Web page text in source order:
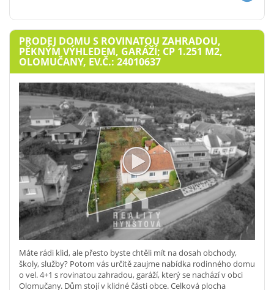
PRODEJ DOMU S ROVINATOU ZAHRADOU,
PĚKNÝM VÝHLEDEM, GARÁŽÍ; CP 1.251 M2,
OLOMUČANY, EV.Č.: 24010637
Máte rádi klid, ale přesto byste chtěli mít na dosah obchody,
školy, služby? Potom vás určitě zaujme nabídka rodinného domu
o vel. 4+1 s rovinatou zahradou, garáží, který se nachází v obci
Olomučany. Dům stojí v klidné části obce. Celková plocha